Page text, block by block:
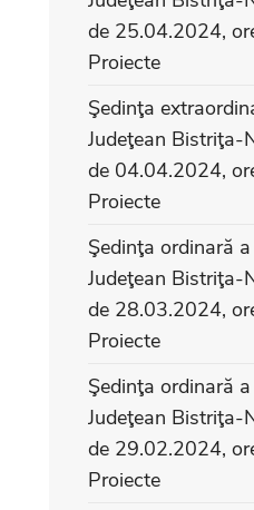
de 25.04.2024,
Proiecte
Şedinţa
Judeţean Bistriţa-
de 04.04.2024,
Proiecte
Şedinţa ordinară
Judeţean Bistriţa-
de 28.03.2024,
Proiecte
Şedinţa ordinară
Judeţean Bistriţa-
de 29.02.2024,
Proiecte